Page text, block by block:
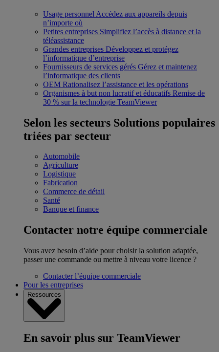
Usage personnel Accédez aux appareils depuis
n’importe où
Petites entreprises Simplifiez l’accès à distance et la
téléassistance
Grandes entreprises Développez et protégez
l’informatique d’entreprise
Fournisseurs de services gérés Gérez et maintenez
l’informatique des clients
OEM Rationalisez l’assistance et les opérations
Organismes à but non lucratif et éducatifs Remise de
30 % sur la technologie TeamViewer
Selon les secteurs Solutions populaires
triées par secteur
Automobile
Agriculture
Logistique
Fabrication
Commerce de détail
Santé
Banque et finance
Contacter notre équipe commerciale
Vous avez besoin d’aide pour choisir la solution adaptée,
passer une commande ou mettre à niveau votre licence ?
Contacter l’équipe commerciale
Pour les entreprises
Ressources
En savoir plus sur TeamViewer